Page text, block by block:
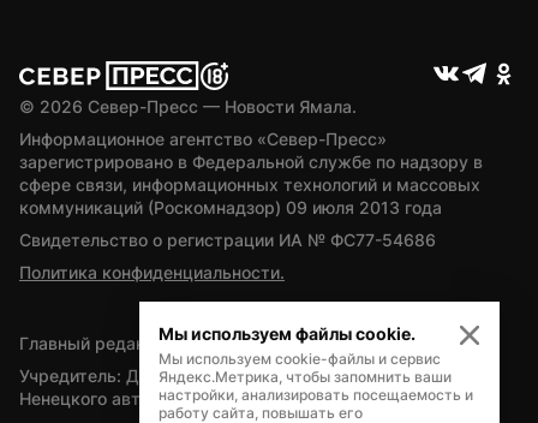
© 2026 Север-Пресс — Новости Ямала.
Информационное агентство «Север-Пресс»
зарегистрировано в Федеральной службе по надзору в
сфере связи, информационных технологий и массовых
коммуникаций (Роскомнадзор) 09 июля 2013 года
Свидетельство о регистрации ИА № ФС77-54686
Политика конфиденциальности.
Главный редактор — А.Л. Поздеев
Учредитель: Департамент внутренней политики Ямало-
Ненецкого автономного округа
Мы используем файлы cookie.
Мы используем cookie-файлы и сервис
Яндекс.Метрика, чтобы запомнить ваши
настройки, анализировать посещаемость и
работу сайта, повышать его